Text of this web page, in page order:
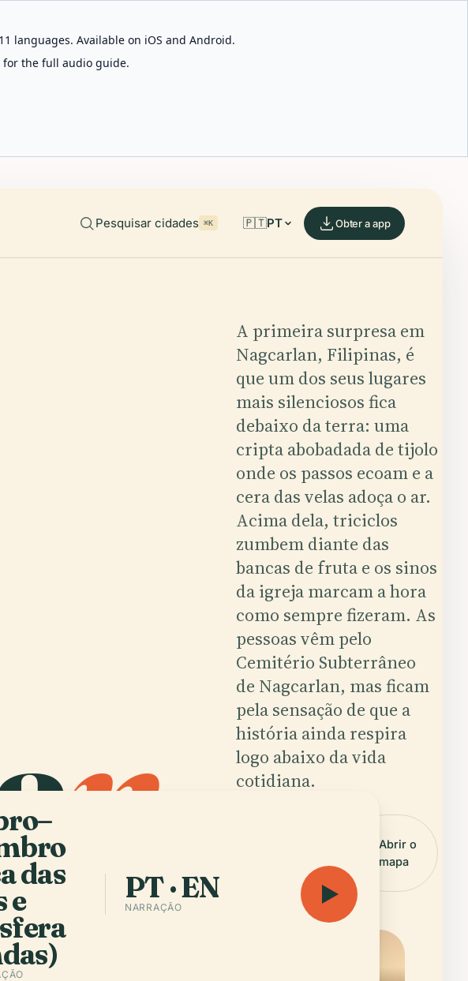
languages. Available on iOS and Android.
for the full audio guide.
Pesquisar cidades ⌘K 🇵🇹PT Obter a app
n.
A primeira surpresa em
Nagcarlan, Filipinas, é
que um dos seus lugares
mais silenciosos fica
debaixo da terra: uma
cripta abobadada de tijolo
onde os passos ecoam e a
cera das velas adoça o ar.
Acima dela, triciclos
zumbem diante das
bancas de fruta e os sinos
da igreja marcam a hora
como sempre fizeram. As
pessoas vêm pelo
Cemitério Subterrâneo
de Nagcarlan, mas ficam
pela sensação de que a
história ainda respira
logo abaixo da vida
cotidiana.
— 16 min
Abrir o
mapa
das
e PT · EN
NARRAÇÃO